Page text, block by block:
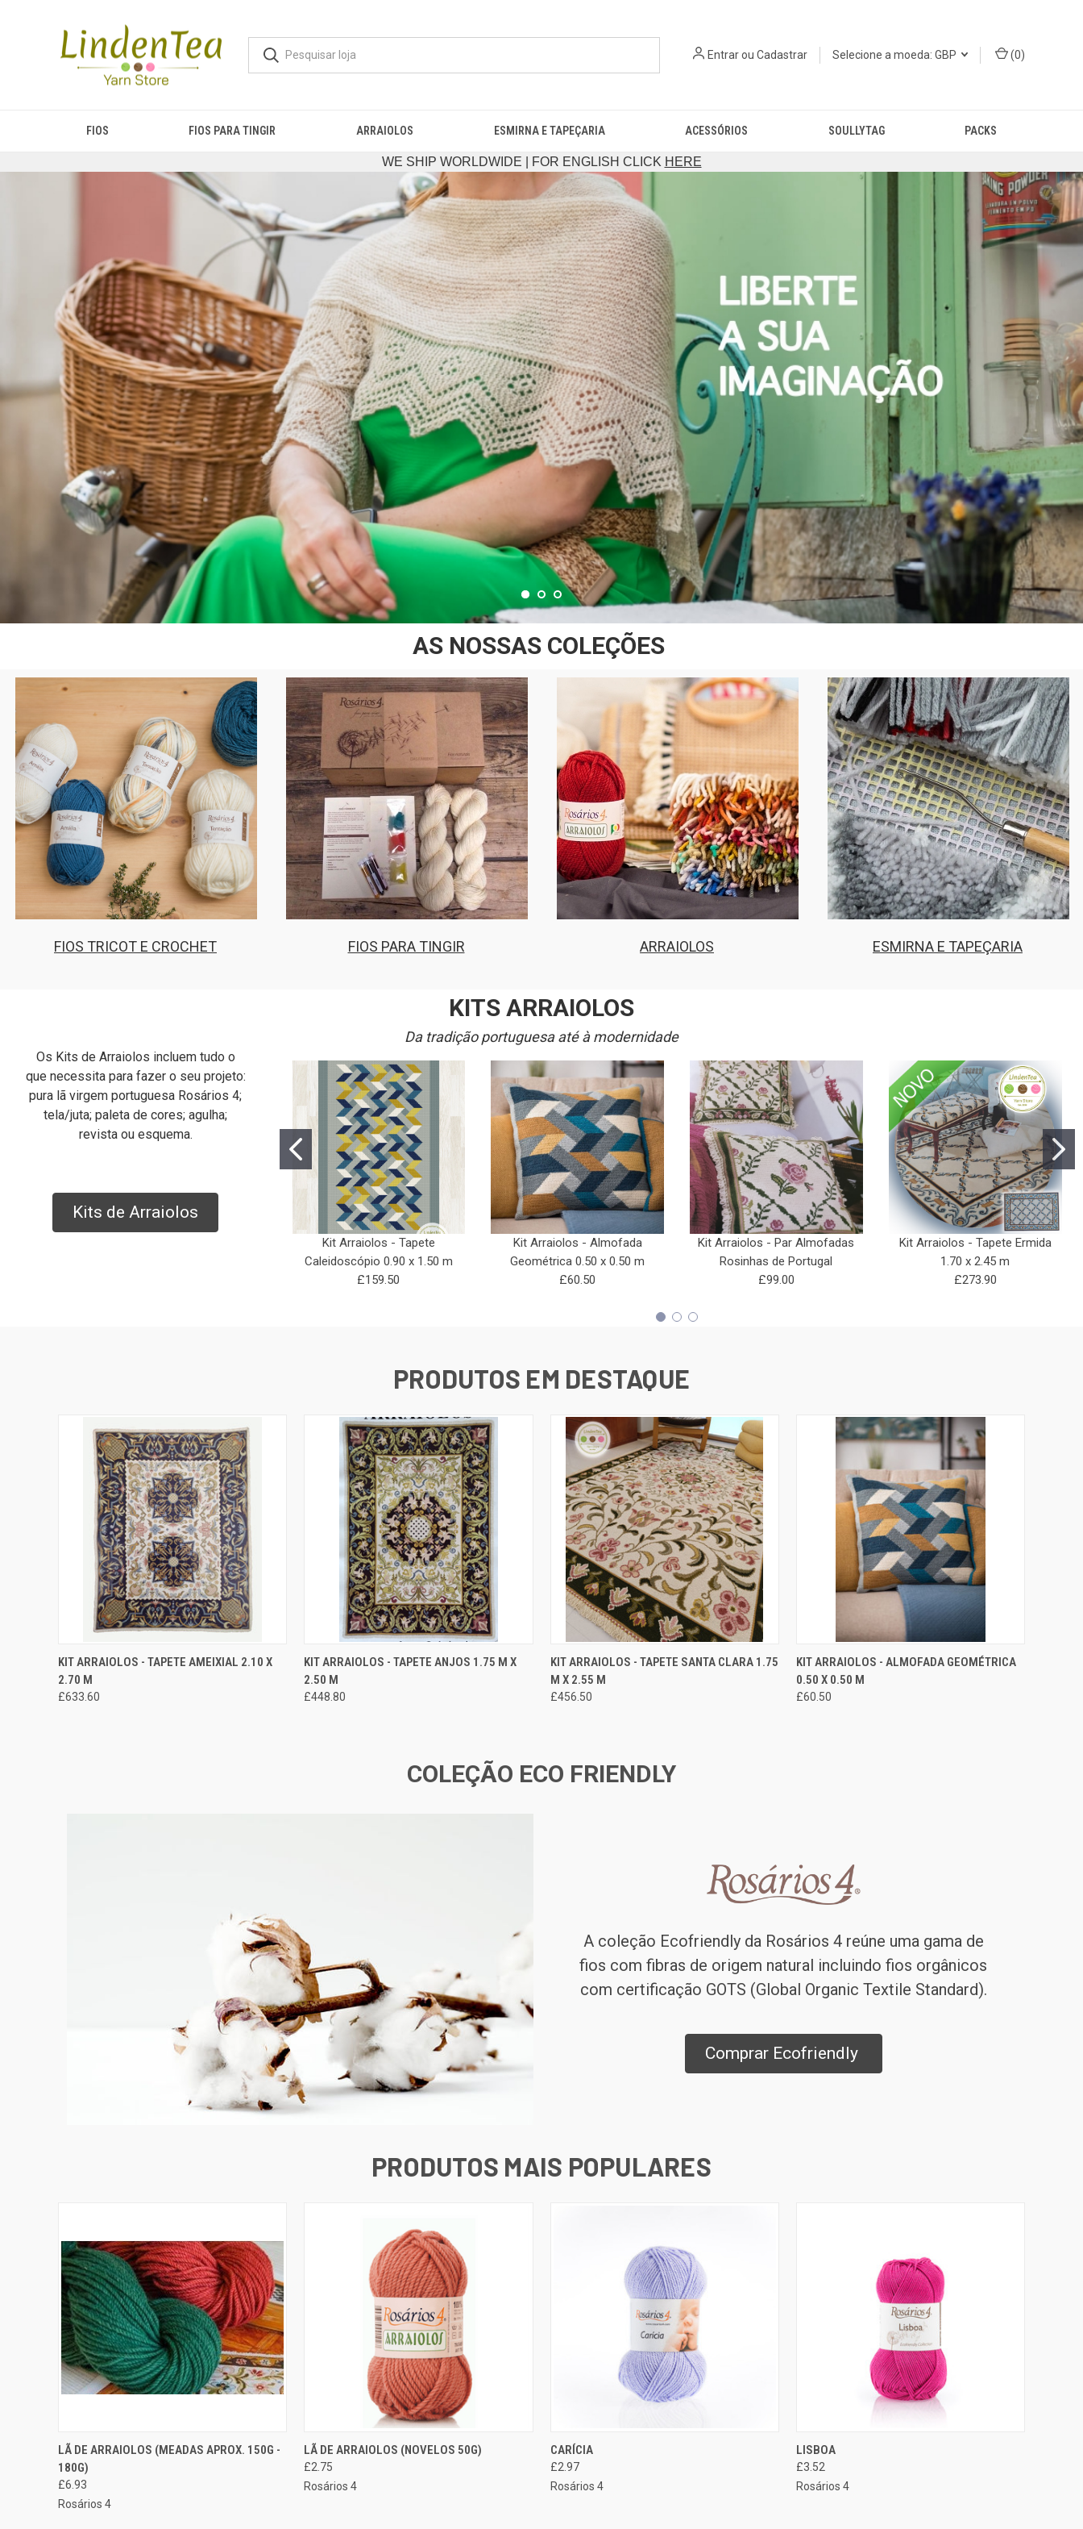
Entrarou Cadastrar Selecione a moeda: GBP (0)
FIOS FIOS PARA TINGIR ARRAIOLOS ESMIRNA E TAPEÇARIA ACESSÓRIOS SOULLYTAG PACKS
WE SHIP WORLDWIDE | FOR ENGLISH CLICK HERE
AS NOSSAS COLEÇÕES
FIOS TRICOT E CROCHET FIOS PARA TINGIR ARRAIOLOS ESMIRNA E TAPEÇARIA
KITS ARRAIOLOS
Da tradição portuguesa até à modernidade
Os Kits de Arraiolos incluem tudo o
que necessita para fazer o seu projeto:
pura lã virgem portuguesa Rosários 4;
tela/juta; paleta de cores; agulha;
revista ou esquema.
Kits de Arraiolos
Kit Arraiolos - Tapete
Caleidoscópio 0.90 x 1.50 m
£159.50
Kit Arraiolos - Almofada
Geométrica 0.50 x 0.50 m
£60.50
Kit Arraiolos - Par Almofadas
Rosinhas de Portugal
£99.00
Kit Arraiolos - Tapete Ermida
1.70 x 2.45 m
£273.90
PRODUTOS EM DESTAQUE
EXIBIÇÃO RÁPIDA
ADICIONAR AO
CARRINHO
KIT ARRAIOLOS - TAPETE AMEIXIAL 2.10 X
2.70 M
£633.60
EXIBIÇÃO RÁPIDA
ADICIONAR AO
CARRINHO
KIT ARRAIOLOS - TAPETE ANJOS 1.75 M X
2.50 M
£448.80
EXIBIÇÃO RÁPIDA
ADICIONAR AO
CARRINHO
KIT ARRAIOLOS - TAPETE SANTA CLARA 1.75
M X 2.55 M
£456.50
EXIBIÇÃO RÁPIDA
SELECIONAR
OPÇÕES
KIT ARRAIOLOS - ALMOFADA GEOMÉTRICA
0.50 X 0.50 M
£60.50
COLEÇÃO ECO FRIENDLY
A coleção Ecofriendly da Rosários 4 reúne uma gama de
fios com fibras de origem natural incluindo fios orgânicos
com certificação GOTS (Global Organic Textile Standard).
Comprar Ecofriendly
PRODUTOS MAIS POPULARES
EXIBIÇÃO RÁPIDA
SELECIONAR
OPÇÕES
LÃ DE ARRAIOLOS (MEADAS APROX. 150G -
180G)
£6.93
Rosários 4
EXIBIÇÃO RÁPIDA
SELECIONAR
OPÇÕES
LÃ DE ARRAIOLOS (NOVELOS 50G)
£2.75
Rosários 4
EXIBIÇÃO RÁPIDA
CARÍCIA
£2.97
Rosários 4
EXIBIÇÃO RÁPIDA
LISBOA
£3.52
Rosários 4